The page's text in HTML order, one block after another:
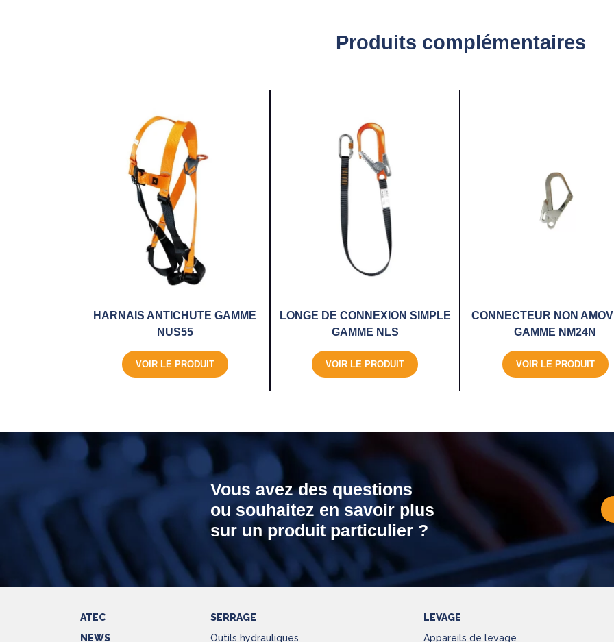
Produits complémentaires
HARNAIS ANTICHUTE GAMME
NUS55
VOIR LE PRODUIT
LONGE DE CONNEXION SIMPLE
GAMME NLS
VOIR LE PRODUIT
CONNECTEUR NON
GAMME NM24N
VOIR LE PRODUIT
Vous avez des questions
ou souhaitez en savoir plus
sur un produit particulier ?
ATEC
NEWS
SERRAGE
Outils hydrauliques
LEVAGE
Appareils de levage